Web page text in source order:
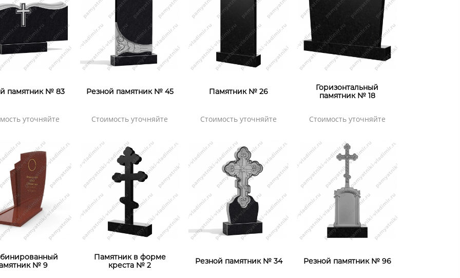
памятник № 83
уточняйте
Резной памятник № 45
Стоимость уточняйте
Памятник № 26
Стоимость уточняйте
Горизонтальный
памятник № 18
Стоимость уточняйте
№ 9
Памятник в форме
креста № 2
Резной памятник № 34 Резной памятник № 96